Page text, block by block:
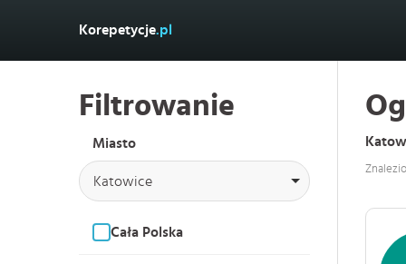
Korepetycje.pl
Filtrowanie
Miasto
Katowice
Cała Polska